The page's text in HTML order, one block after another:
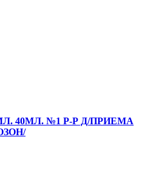
40МЛ. №1 Р-Р Д/ПРИЕМА